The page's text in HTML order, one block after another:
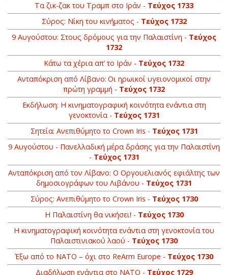
Τα ζικ-ζακ του Τραμπ στο Ιράν - Τεύχος 1733
Σύρος: Νίκη του κινήματος - Τεύχος 1732
9 Αυγούστου: Στους δρόμους για την Παλαιστίνη - Τεύχος
1732
Κάτω τα χέρια απ’ το Ιράν - Τεύχος 1732
Ανταπόκριση από Λίβανο: Οι ηρωικοί υγειονομικοί στην
πρώτη γραμμή - Τεύχος 1732
Εκδήλωση: Η κινηματογραφική κοινότητα ενάντια στη
γενοκτονία - Τεύχος 1731
Σητεία: Ανεπιθύμητο το Crown Iris - Τεύχος 1731
9 Αυγούστου - Πανελλαδική μέρα δράσης για την Παλαιστίνη
- Τεύχος 1731
Ανταπόκριση από τον Λίβανο: O Οργουελιανός εφιάλτης των
δημοσιογράφων του Λιβάνου - Τεύχος 1731
Σύρος: Ανεπιθύμητο το Crown Iris - Τεύχος 1730
Η Παλαιστίνη θα νικήσει! - Τεύχος 1730
Η κινηματογραφική κοινότητα ενάντια στη γενοκτονία του
Παλαιστινιακού λαού - Τεύχος 1730
Έξω από το ΝΑΤΟ – όχι στο ReArm Europe - Τεύχος 1730
Διαδήλωση ενάντια στο ΝΑΤΟ - Τεύχος 1729